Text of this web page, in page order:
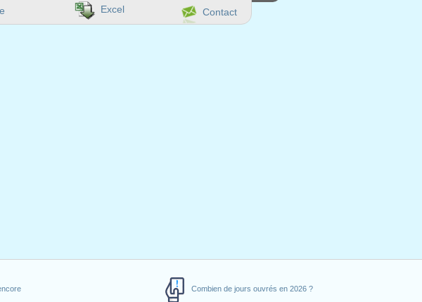
Combien de jours ouvrés en 2026 ?
Contact
Excel